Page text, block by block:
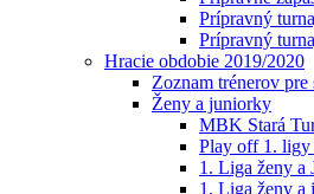
Prípravný
Prípravný
Hracie obdobie 2019/2020
Zoznam trénerov
Ženy a juniorky
MBK Stará
Play off 1. ligy
1. Liga ženy
1. Liga ženy